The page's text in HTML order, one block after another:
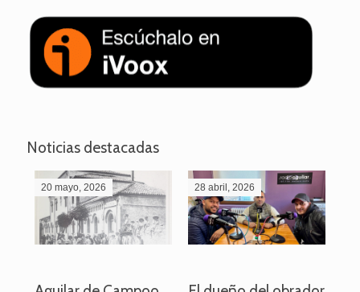
Noticias destacadas
20 mayo, 2026 28 abril, 2026